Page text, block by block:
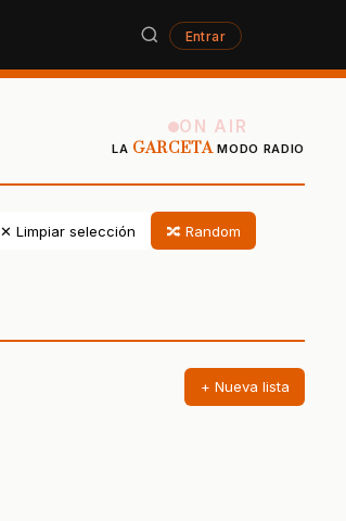
Entrar
ON AIR
LA GARCETAMODO RADIO
✕ Limpiar selección 🔀 Random
+ Nueva lista